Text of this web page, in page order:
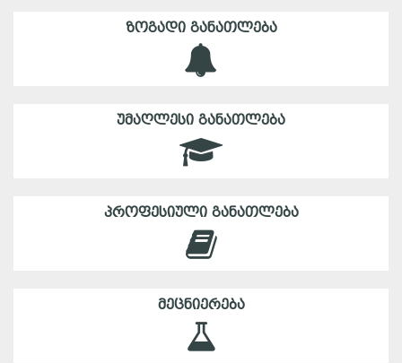
ᲖᲝᲒᲐᲓᲘ ᲒᲐᲜᲐᲗᲚᲔᲑᲐ
ᲣᲛᲐᲦᲚᲔᲡᲘ ᲒᲐᲜᲐᲗᲚᲔᲑᲐ
ᲞᲠᲝᲤᲔᲡᲘᲣᲚᲘ ᲒᲐᲜᲐᲗᲚᲔᲑᲐ
ᲛᲔᲪᲜᲘᲔᲠᲔᲑᲐ